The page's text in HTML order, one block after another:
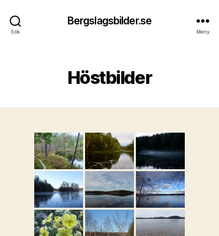
Sök
Bergslagsbilder.se
Meny
Höstbilder